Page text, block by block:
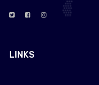
LINKS